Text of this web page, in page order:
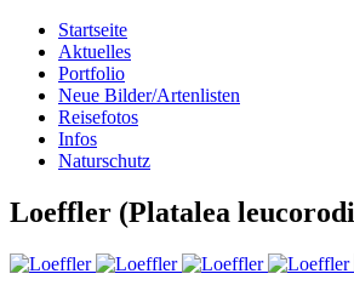
Startseite
Aktuelles
Portfolio
Neue Bilder/Artenlisten
Reisefotos
Infos
Naturschutz
Loeffler (Platalea